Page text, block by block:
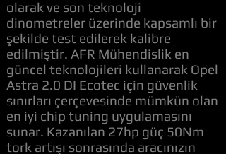
olarak ve son teknoloji
dinometreler üzerinde kapsamlı bir
şekilde test edilerek kalibre
edilmiştir. AFR Mühendislik en
güncel teknolojileri kullanarak Opel
Astra 2.0 DI Ecotec için güvenlik
sınırları çerçevesinde mümkün olan
en iyi chip tuning uygulamasını
sunar. Kazanılan 27hp güç 50Nm
tork artışı sonrasında aracınızın